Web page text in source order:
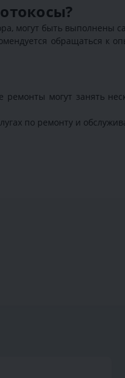
могут быть выполнены
обращаться к
могут занять
по ремонту и